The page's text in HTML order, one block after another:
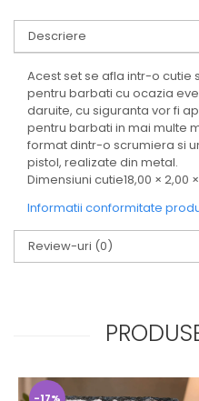
Descriere
Acest set se afla intr-o cutie
pentru barbati cu ocazia
daruite, cu siguranta vor fi
pentru barbati in mai multe
format dintr-o scrumiera si
pistol, realizate din metal.
Dimensiuni cutie18,00 × 2,00
Informatii conformitate
Review-uri (0)
-17%